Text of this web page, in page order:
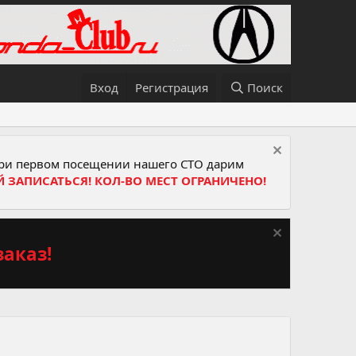
Вход Регистрация Поиск
первом посещении нашего СТО дарим
ЗАПИСАТЬСЯ! КОЛ-ВО МЕСТ ОГРАНИЧЕНО!